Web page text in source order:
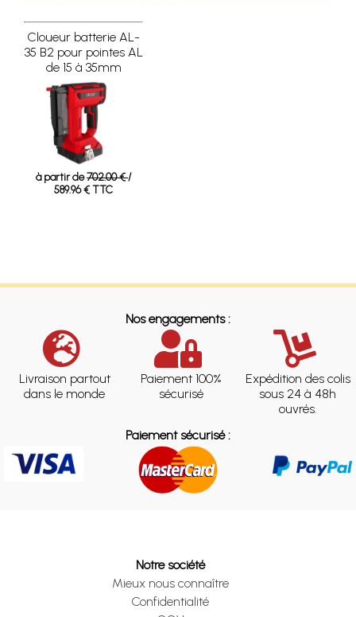
Cloueur batterie AL-
35 B2 pour pointes AL
de 15 à 35mm
à partir de702.00 €/
589.96 € TTC
Nos engagements :
Livraison partout
dans le monde
Paiement 100%
sécurisé
Expédition des colis
sous 24 à 48h
ouvrés.
Paiement sécurisé :
Notre société
Mieux nous connaître
Confidentialité